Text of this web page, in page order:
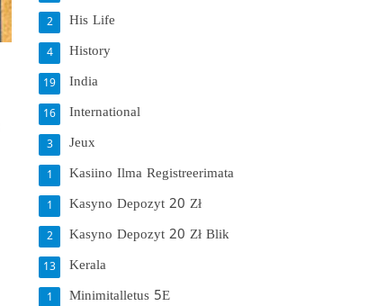
His Life
2
History
4
India
19
International
16
Jeux
3
Kasiino Ilma Registreerimata
1
Kasyno Depozyt 20 Zł
1
Kasyno Depozyt 20 Zł Blik
2
Kerala
13
Minimitalletus 5E
1